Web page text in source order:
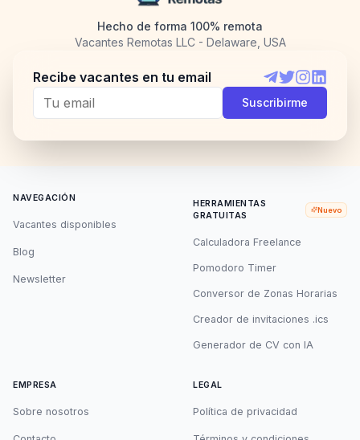
Hecho de forma 100% remota
Vacantes Remotas LLC - Delaware, USA
Recibe vacantes en tu email
Telegram
TwitterInstagram
Suscribirme
NAVEGACIÓN
Vacantes disponibles
Blog
Newsletter
HERRAMIENTAS
GRATUITAS
Nuevo
Calculadora Freelance
Pomodoro Timer
Conversor de Zonas Horarias
Creador de invitaciones .ics
Generador de CV con IA
EMPRESA
Sobre nosotros
LEGAL
Política de privacidad